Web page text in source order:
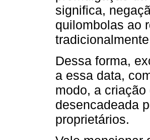
significa,
quilombolas ao
Dessa forma,
a essa data,
modo, a
desencadeada
proprietários.